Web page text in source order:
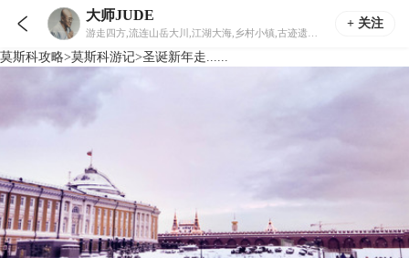
 大师JUDE
+ 关注
莫斯科攻略>莫斯科游记>圣诞新年走......